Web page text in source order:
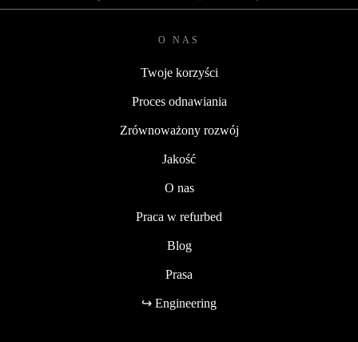
O NAS
Twoje korzyści
Proces odnawiania
Zrównoważony rozwój
Jakość
O nas
Praca w refurbed
Blog
Prasa
↪ Engineering